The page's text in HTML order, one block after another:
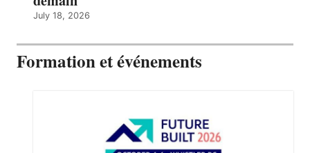
July 18, 2026
Formation et événements